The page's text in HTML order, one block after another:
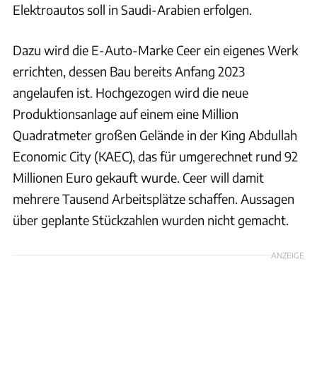
Elektroautos soll in Saudi-Arabien erfolgen.
Dazu wird die E-Auto-Marke Ceer ein eigenes Werk
errichten, dessen Bau bereits Anfang 2023
angelaufen ist. Hochgezogen wird die neue
Produktionsanlage auf einem eine Million
Quadratmeter großen Gelände in der King Abdullah
Economic City (KAEC), das für umgerechnet rund 92
Millionen Euro gekauft wurde. Ceer will damit
mehrere Tausend Arbeitsplätze schaffen. Aussagen
über geplante Stückzahlen wurden nicht gemacht.
ANZEIGE